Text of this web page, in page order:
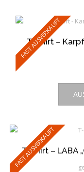
FAST AUSVERKAUFT
T-Shirt –
FAST AUSVERKAUFT
T-Shirt – LABA